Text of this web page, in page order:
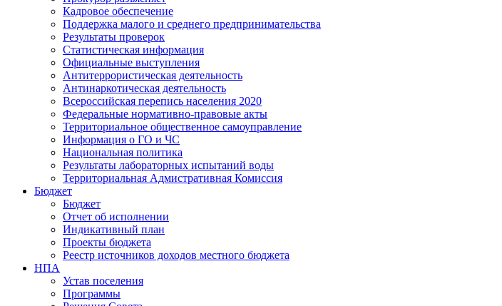
Кадровое обеспечение
Поддержка малого и среднего предпринимательства
Результаты проверок
Статистическая информация
Официальные выступления
Антитеррористическая деятельность
Антинаркотическая деятельность
Всероссийская перепись населения 2020
Федеральные нормативно-правовые акты
Территориальное общественное самоуправление
Информация о ГО и ЧС
Национальная политика
Результаты лабораторных испытаний воды
Территориальная Адмистративная Комиссия
Бюджет
Бюджет
Отчет об исполнении
Индикативный план
Проекты бюджета
Реестр источников доходов местного бюджета
НПА
Устав поселения
Программы